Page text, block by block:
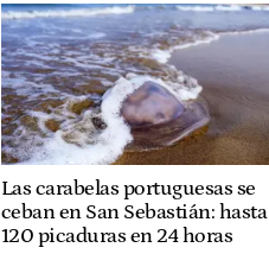
Las carabelas portuguesas se
ceban en San Sebastián: hasta
120 picaduras en 24 horas